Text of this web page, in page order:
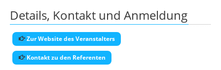
Details, Kontakt und Anmeldung
Zur Website des Veranstalters
Kontakt zu den Referenten